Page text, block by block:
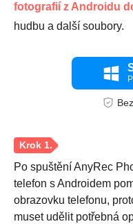
fotografií z Androidu
hudbu a další soubory.
Po spuštění AnyRec
telefon s Androidem
obrazovku telefonu,
muset udělit potřebná